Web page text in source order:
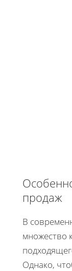
продаж
В
множество
Однако,